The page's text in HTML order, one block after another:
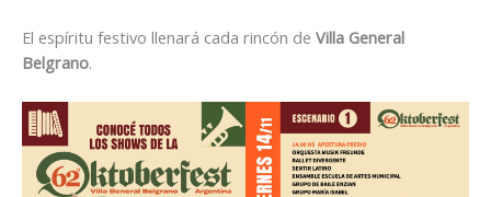
El espíritu festivo llenará cada rincón de Villa General
Belgrano.